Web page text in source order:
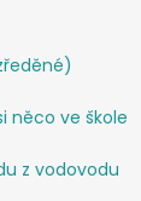
něco ve škole
z vodovodu